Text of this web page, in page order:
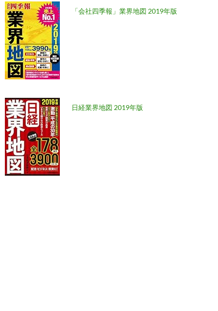
「会社四季報」業界地図 2019年版
日経業界地図 2019年版